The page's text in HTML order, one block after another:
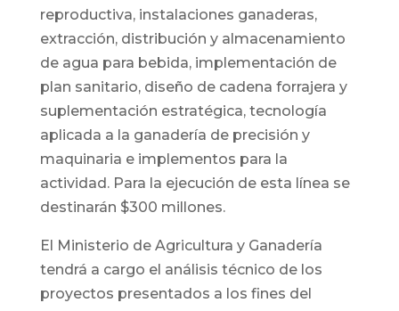
reproductiva, instalaciones ganaderas,
extracción, distribución y almacenamiento
de agua para bebida, implementación de
plan sanitario, diseño de cadena forrajera y
suplementación estratégica, tecnología
aplicada a la ganadería de precisión y
maquinaria e implementos para la
actividad. Para la ejecución de esta línea se
destinarán $300 millones.
El Ministerio de Agricultura y Ganadería
tendrá a cargo el análisis técnico de los
proyectos presentados a los fines del